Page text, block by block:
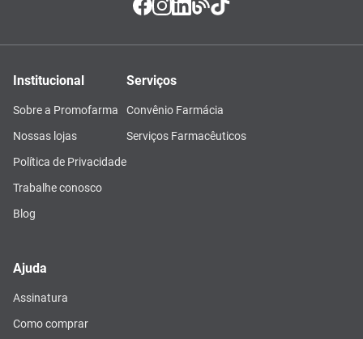
Institucional
Sobre a Promofarma
Nossas lojas
Política de Privacidade
Trabalhe conosco
Blog
Serviços
Convênio Farmácia
Serviços Farmacêuticos
Ajuda
Assinatura
Como comprar